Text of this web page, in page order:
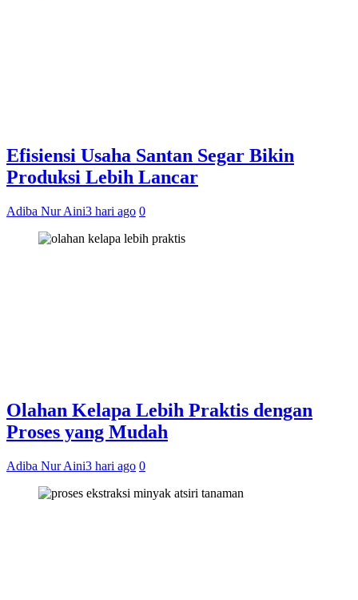
Efisiensi Usaha Santan Segar Bikin
Produksi Lebih Lancar
Adiba Nur Aini3 hari ago 0
Olahan Kelapa Lebih Praktis dengan
Proses yang Mudah
Adiba Nur Aini3 hari ago 0